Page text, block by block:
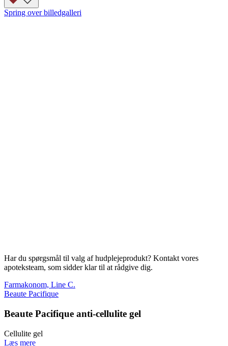
Spring over billedgalleri
Har du spørgsmål til valg af hudplejeprodukt? Kontakt vores
apoteksteam, som sidder klar til at rådgive dig.
Farmakonom, Line C.
Beaute Pacifique
Beaute Pacifique anti-cellulite gel
Cellulite gel
Læs mere